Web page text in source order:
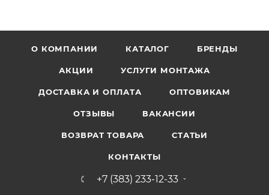
О КОМПАНИИ КАТАЛОГ БРЕНДЫ
АКЦИИ УСЛУГИ МОНТАЖА
ДОСТАВКА И ОПЛАТА ОПТОВИКАМ
ОТЗЫВЫ ВАКАНСИИ
ВОЗВРАТ ТОВАРА СТАТЬИ
КОНТАКТЫ
+7 (383) 233-12-33